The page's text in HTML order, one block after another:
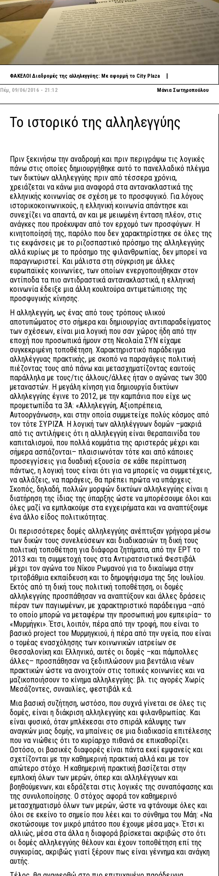
ΦΑΚΕΛΟΙ Διαδρομές της αλληλεγγύης: Με αφορμή το City Plaza
Πέμ, 09/06/2016 - 21:12 Μάνια Σωτηροπούλου
Το ιστορικό της αλληλεγγύης
Πριν ξεκινήσω την αναδρομή και πριν περιγράψω τις λογικές
πάνω στις οποίες δημιουργήθηκε αυτό το πανελλαδικό πλέγμα
των δικτύων αλληλεγγύης πριν από τέσσερα χρόνια,
χρειάζεται να κάνω μια αναφορά στα αντανακλαστικά της
ελληνικής κοινωνίας σε σχέση με το προσφυγικό. Για λόγους
ιστορικοκοινωνικούς, η ελληνική κοινωνία απάντησε και
συνεχίζει να απαντά, αν και με μειωμένη ένταση πλέον, στις
ανάγκες που προέκυψαν από τον ερχομό των προσφύγων. Η
κινητοποίησή της, παρόλο που δεν χαρακτηρίστηκε σε όλες της
τις εκφάνσεις με το ριζοσπαστικό πρόσημο της αλληλεγγύης
αλλά κυρίως με το πρόσημο της φιλανθρωπίας, δεν μπορεί να
παραγνωριστεί. Και μάλιστα στη σύγκριση με άλλες
ευρωπαϊκές κοινωνίες, των οποίων ενεργοποιήθηκαν στον
αντίποδα τα πιο αντιδραστικά αντανακλαστικά, η ελληνική
κοινωνία έδειξε μια άλλη κουλτούρα αντιμετώπισης της
προσφυγικής κίνησης.
Η αλληλεγγύη, ως ένας από τους τρόπους υλικού
αποτυπώματος στο σήμερα και δημιουργίας αντιπαραδείγματος
των σχέσεων, είναι μια λογική που σαν χώρος ήδη από την
εποχή που προσωπικά ήμουν στη Νεολαία ΣΥΝ είχαμε
συγκεκριμένη τοποθέτηση. Χαρακτηριστικό παράδειγμα
αλληλέγγυας πρακτικής, με σκοπό να παραγάγεις πολιτική
πιέζοντας τους από πάνω και μετασχηματίζοντας εαυτούς
παράλληλα με τους/τις άλλους/άλλες ήταν ο αγώνας των 300
μεταναστών. Η μεγάλη κίνηση για δημιουργία δικτύων
αλληλεγγύης έγινε το 2012, με την καμπάνια που είχε ως
προμετωπίδα τα 3Α: «Αλληλεγγύη, Αξιοπρέπεια,
Αυτοοργάνωση», και στην οποία συμμετείχε πολύς κόσμος από
τον τότε ΣΥΡΙΖΑ. Η λογική των αλληλέγγυων δομών –μακριά
από τις αντιλήψεις ότι η αλληλεγγύη είναι θεραπαινίδα του
καπιταλισμού, που πολλά κομμάτια της αριστεράς μέχρι και
σήμερα ασπάζονται– πλαισιωνόταν τότε και από κάποιες
προσεγγίσεις για δυαδική εξουσία· σε κάθε περίπτωση
πάντως, η λογική τους είναι ότι για να μπορείς να συμμετέχεις,
να αλλάζεις, να παράγεις, θα πρέπει πρώτα να υπάρχεις.
Σκοπός, δηλαδή, πολλών μορφών δικτύων αλληλεγγύης είναι η
διατήρηση της ίδιας της ύπαρξης ώστε να μπορέσουμε όλοι και
όλες μαζί να εμπλακούμε στα εγχειρήματα και να αναπτύξουμε
ένα άλλο είδος πολιτικότητας.
Οι περισσότερες δομές αλληλεγγύης ανέπτυξαν γρήγορα μέσω
των δικών τους συνελεύσεων και διαδικασιών τη δική τους
πολιτική τοποθέτηση για διάφορα ζητήματα, από την ΕΡΤ το
2013 και τη συμμετοχή τους στα Αντιρατσιστικά Φεστιβάλ
μέχρι τον αγώνα του Νίκου Ρωμανού για το δικαίωμα στην
τριτοβάθμια εκπαίδευση και το δημοψήφισμα της 5ης Ιουλίου.
Εκτός από τη δική τους πολιτική τοποθέτηση, οι δομές
αλληλεγγύης προσπάθησαν να αναπτύξουν και άλλες δράσεις
πέραν των παγιωμένων, με χαρακτηριστικό παράδειγμα –από
το οποίο μπορώ να μεταφέρω την προσωπική μου εμπειρία– το
«Μυρμήγκι». Έτσι, λοιπόν, πέρα από την τροφή, που είναι το
βασικό project του Μυρμηγκιού, ή πέρα από την υγεία, που είναι
ο τομέας ενασχόλησης των κοινωνικών ιατρείων σε
Θεσσαλονίκη και Ελληνικό, αυτές οι δομές –και πάμπολλες
άλλες– προσπάθησαν να ξεδιπλώσουν μια βεντάλια νέων
πρακτικών ώστε να ανοιχτούν στις τοπικές κοινωνίες και να
μαζικοποιήσουν το κίνημα αλληλεγγύης: βλ. τις αγορές Χωρίς
Μεσάζοντες, συναυλίες, φεστιβάλ κ.ά.
Μια βασική συζήτηση, ωστόσο, που συχνά γίνεται σε όλες τις
δομές, είναι η διάκριση αλληλεγγύης και φιλανθρωπίας. Και
είναι φυσικό, όταν μπλέκεσαι στο σπιράλ κάλυψης των
αναγκών μιας δομής, να μπαίνεις σε μια διαδικασία επιτέλεσης
που να νιώθεις ότι το κυρίαρχο πιθανά σε επικαθορίζει.
Ωστόσο, οι βασικές διαφορές είναι πάντα εκεί εμφανείς και
σχετίζονται με την καθημερινή πρακτική αλλά και με τον
απώτερο στόχο. Η καθημερινή πρακτική βασίζεται στην
εμπλοκή όλων των μερών, όπερ και αλληλέγγυων και
βοηθούμενων, και εδράζεται στις λογικές της συναπόφασης και
της συνυλοποίησης. Ο στόχος αφορά τον καθημερινό
μετασχηματισμό όλων των μερών, ώστε να φτάνουμε όλες και
όλοι σε εκείνο το σημείο που λέει και το σύνθημα του Μάη: «Να
σκοτώσουμε τον μικρό μπάτσο που έχουμε μέσα μας». Έτσι κι
αλλιώς, μέσα στα άλλα η διαφορά βρίσκεται ακριβώς στο ότι
οι δομές αλληλεγγύης θέλουν και έχουν τοποθέτηση επί της
συγκυρίας, ακριβώς γιατί ξέρουν πως είναι γέννημα και ανάγκη
αυτής.